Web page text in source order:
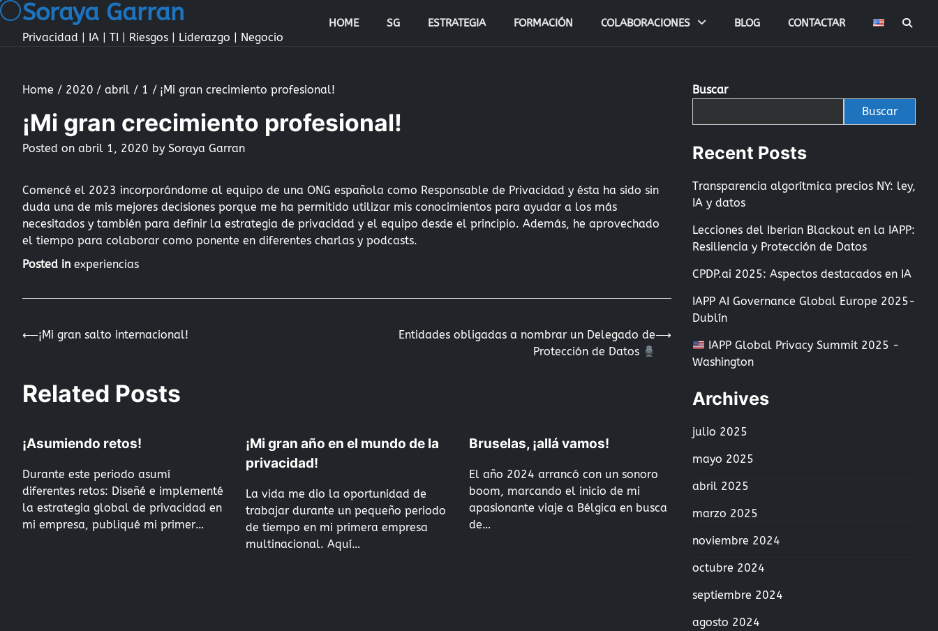
Skip
to
content
Soraya Garran
Privacidad | IA | TI | Riesgos | Liderazgo | Negocio
HOME SG ESTRATEGIA FORMACIÓN COLABORACIONES BLOG CONTACTAR
Home 2020 abril 1 ¡Mi gran crecimiento profesional!
¡Mi gran crecimiento profesional!
Posted on abril 1, 2020 by Soraya Garran
Comencé el 2023 incorporándome al equipo de una ONG española como Responsable de Privacidad y ésta ha sido sin
duda una de mis mejores decisiones porque me ha permitido utilizar mis conocimientos para ayudar a los más
necesitados y también para definir la estrategia de privacidad y el equipo desde el principio. Además, he aprovechado
el tiempo para colaborar como ponente en diferentes charlas y podcasts.
Posted in experiencias
Navegación
de
entradas
⟵¡Mi gran salto internacional!
Entidades obligadas a nombrar un Delegado de
Protección de Datos
⟶
Related Posts
¡Asumiendo retos!
Durante este periodo asumí
diferentes retos: Diseñé e implementé
la estrategia global de privacidad en
mi empresa, publiqué mi primer…
¡Mi gran año en el mundo de la
privacidad!
La vida me dio la oportunidad de
trabajar durante un pequeño periodo
de tiempo en mi primera empresa
multinacional. Aquí…
Bruselas, ¡allá vamos!
El año 2024 arrancó con un sonoro
boom, marcando el inicio de mi
apasionante viaje a Bélgica en busca
de…
Buscar
Buscar
Recent Posts
Transparencia algorítmica precios NY: ley,
IA y datos
Lecciones del Iberian Blackout en la IAPP:
Resiliencia y Protección de Datos
CPDP.ai 2025: Aspectos destacados en IA
IAPP AI Governance Global Europe 2025-
Dublín
IAPP Global Privacy Summit 2025 -
Washington
Archives
julio 2025
mayo 2025
abril 2025
marzo 2025
noviembre 2024
octubre 2024
septiembre 2024
agosto 2024